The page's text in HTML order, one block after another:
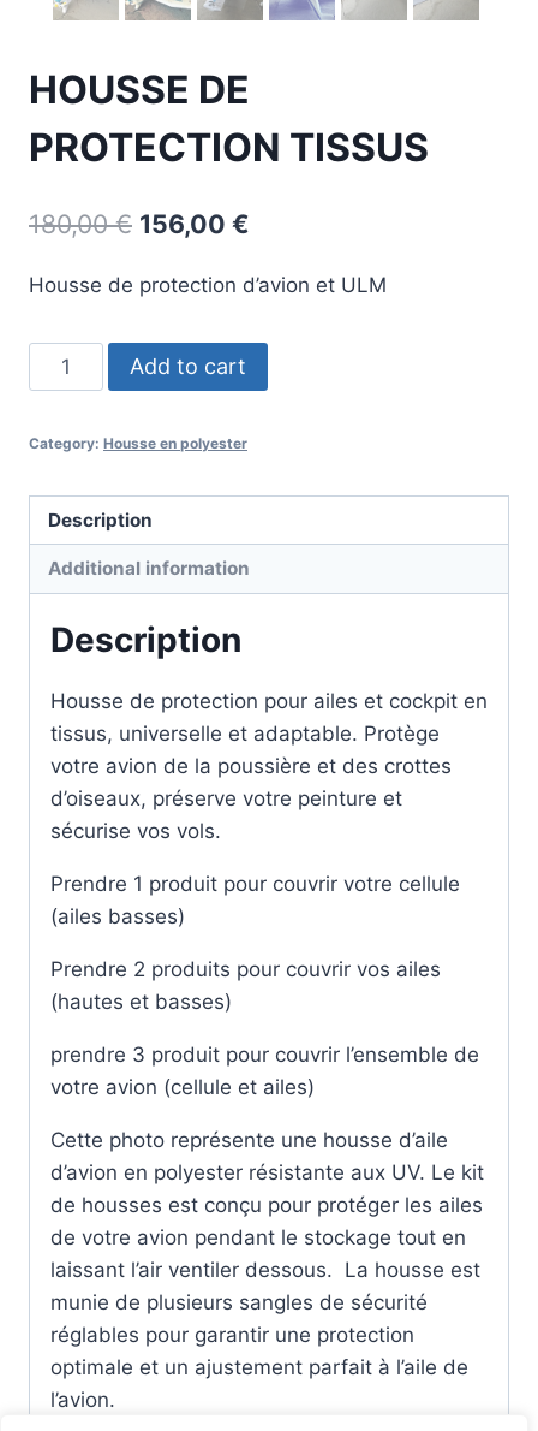
HOUSSE DE
PROTECTION TISSUS
180,00€ Original
was:
180,00 €.
156,00 €
is:
156,00 €.
Housse de protection d’avion et ULM
HOUSSE
DE
TISSUS
Add to cart
Category: Housse en polyester
Description
Additional information
Description
Housse de protection pour ailes et cockpit en
tissus, universelle et adaptable. Protège
votre avion de la poussière et des crottes
d’oiseaux, préserve votre peinture et
sécurise vos vols.
Prendre 1 produit pour couvrir votre cellule
(ailes basses)
Prendre 2 produits pour couvrir vos ailes
(hautes et basses)
prendre 3 produit pour couvrir l’ensemble de
votre avion (cellule et ailes)
Cette photo représente une housse d’aile
d’avion en polyester résistante aux UV. Le kit
de housses est conçu pour protéger les ailes
de votre avion pendant le stockage tout en
laissant l’air ventiler dessous. La housse est
munie de plusieurs sangles de sécurité
réglables pour garantir une protection
optimale et un ajustement parfait à l’aile de
l’avion.